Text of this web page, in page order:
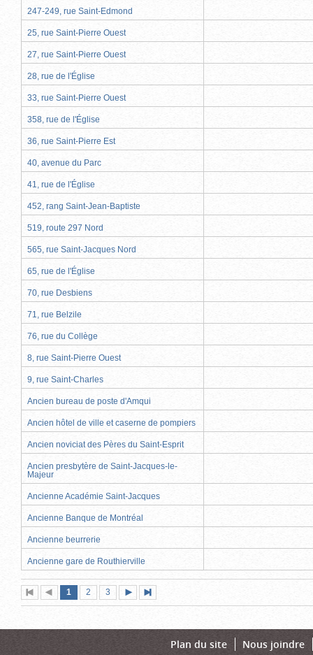
247-249, rue Saint-Edmond
25, rue Saint-Pierre Ouest
27, rue Saint-Pierre Ouest
28, rue de l'Église
33, rue Saint-Pierre Ouest
358, rue de l'Église
36, rue Saint-Pierre Est
40, avenue du Parc
41, rue de l'Église
452, rang Saint-Jean-Baptiste
519, route 297 Nord
565, rue Saint-Jacques Nord
65, rue de l'Église
70, rue Desbiens
71, rue Belzile
76, rue du Collège
8, rue Saint-Pierre Ouest
9, rue Saint-Charles
Ancien bureau de poste d'Amqui
Ancien hôtel de ville et caserne de pompiers
Ancien noviciat des Pères du Saint-Esprit
Ancien presbytère de Saint-Jacques-le-
Majeur
Ancienne Académie Saint-Jacques
Ancienne Banque de Montréal
Ancienne beurrerie
Ancienne gare de Routhierville
Première
page
Page
précédente
Page
1 (page
actuelle)
Page
2 Page
3
suivante
page
Plan du site Nous joindre